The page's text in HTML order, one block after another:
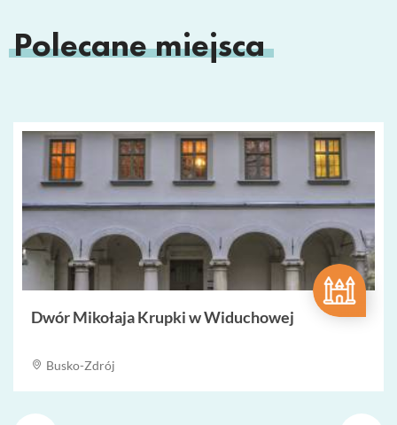
Polecane miejsca
Dwór Mikołaja Krupki w Widuchowej
Busko-Zdrój